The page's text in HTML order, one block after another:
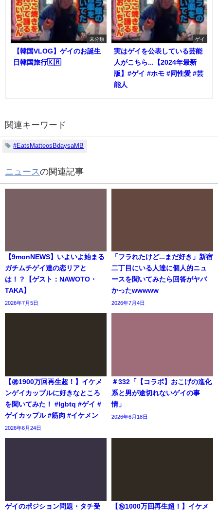
未分類
【韓国VLOG】ゲイのお誕生
日韓国旅行🇰🇷
ゲイ
実はゲイを公表している芸能
人がこちら...【2024年最新
版】#ゲイ #ホモ #同性愛 #芸
能人
関連キーワード
#EatsMatteosBdaysaMB
ニュースの関連記事
【9monNEWS】いよいよ始まる
ガチムチゲイ達の恋リアと
は！？【ゲスト：NAWOTO・
TAKA】
2026年7月5日
「フラれたけど...まだ好き」新宿
二丁目にいる人達に個人的ニュ
ースを聞いてみたら回答がヤバ
かったwwwww
2026年7月4日
【㊗️1900万回再生超！】イケメ
ンゲイカップルに好きなところ
を聞いてみた！ #lgbtq #ゲイ #
ゲイカップル #筋肉 #イケメン
2026年6月24日
＃332「【コラボ】おこげの進化
系と男が途切れないゲイの事
情」
2026年6月18日
ゲイのポジション問題・タチ受
【㊗️1000万回再生超！】イケメ